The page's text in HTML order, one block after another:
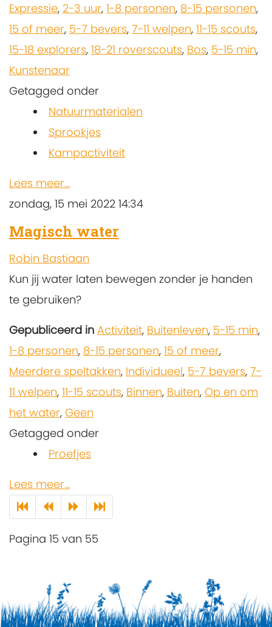
Expressie, 2-3 uur, 1-8 personen, 8-15 personen,
15 of meer, 5-7 bevers, 7-11 welpen, 11-15 scouts,
15-18 explorers, 18-21 roverscouts, Bos, 5-15 min,
Kunstenaar
Getagged onder
Natuurmaterialen
Sprookjes
Kampactiviteit
Lees meer...
zondag, 15 mei 2022 14:34
Magisch water
Robin Bastiaan
Kun jij water laten bewegen zonder je handen
te gebruiken?
Gepubliceerd in Activiteit, Buitenleven, 5-15 min,
1-8 personen, 8-15 personen, 15 of meer,
Meerdere speltakken, Individueel, 5-7 bevers, 7-
11 welpen, 11-15 scouts, Binnen, Buiten, Op en om
het water, Geen
Getagged onder
Proefjes
Lees meer...
Pagina 15 van 55